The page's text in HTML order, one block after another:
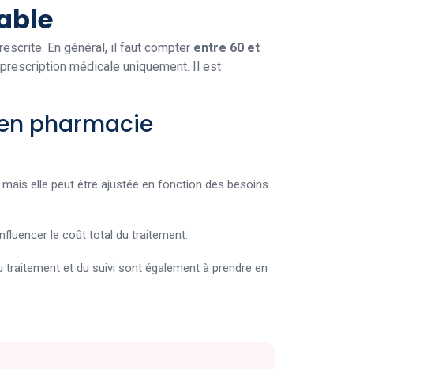
En général, il faut compter entre 60 et
médicale uniquement. Il est
pharmacie
elle peut être ajustée en fonction des besoins
le coût total du traitement.
et du suivi sont également à prendre en